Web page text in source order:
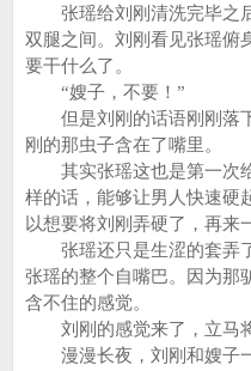
张瑶给刘刚清洗完毕之后
双腿之间。刘刚看见张瑶俯
要干什么了。
“嫂子，不要！”
但是刘刚的话语刚刚落下
刚的那虫子含在了嘴里。
其实张瑶这也是第一次
样的话，能够让男人快速硬
以想要将刘刚弄硬了，再来
张瑶还只是生涩的套弄了
张瑶的整个自嘴巴。因为那
含不住的感觉。
刘刚的感觉来了，立马
漫漫长夜，刘刚和嫂子一